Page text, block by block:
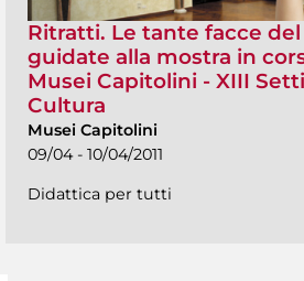
Ritratti. Le tante facce
guidate alla mostra in
Musei Capitolini - XIII
Cultura
Musei Capitolini
09/04 - 10/04/2011
Didattica per tutti